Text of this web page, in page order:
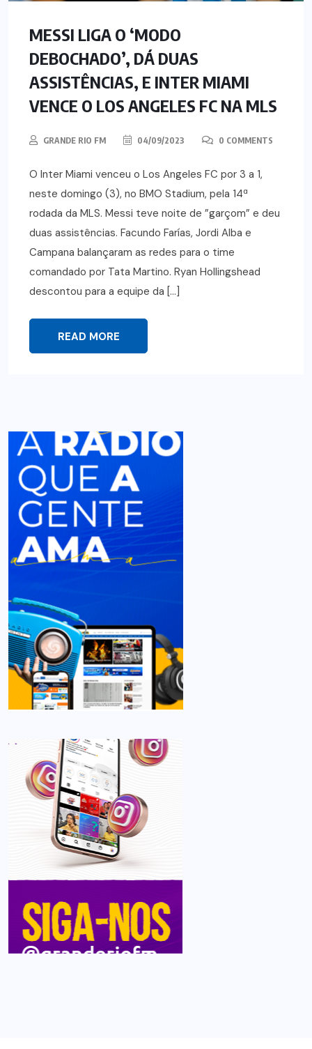
MESSI LIGA O ‘MODO
DEBOCHADO’, DÁ DUAS
ASSISTÊNCIAS, E INTER MIAMI
VENCE O LOS ANGELES FC NA MLS
GRANDE RIO FM 04/09/2023 0 COMMENTS
O Inter Miami venceu o Los Angeles FC por 3 a 1,
neste domingo (3), no BMO Stadium, pela 14ª
rodada da MLS. Messi teve noite de ”garçom” e deu
duas assistências. Facundo Farías, Jordi Alba e
Campana balançaram as redes para o time
comandado por Tata Martino. Ryan Hollingshead
descontou para a equipe da […]
READ MORE